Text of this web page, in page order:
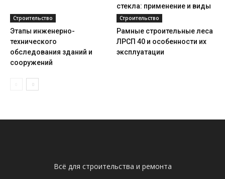
стекла: применение и виды
Строительство
Этапы инженерно-
технического
обследования зданий и
сооружений
Строительство
Рамные строительные леса
ЛРСП 40 и особенности их
эксплуатации
Всё для строительства и ремонта